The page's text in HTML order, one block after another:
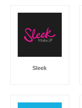
Sleek